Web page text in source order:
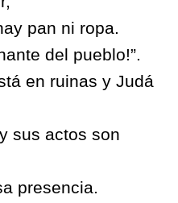
pan ni ropa.
del pueblo!”.
en ruinas y Judá
sus actos son
presencia.